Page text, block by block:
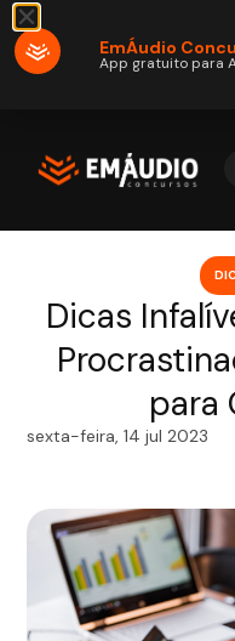
Dicas
para
sexta-feira, 14 jul 2023
EmÁudio
App gratuito para